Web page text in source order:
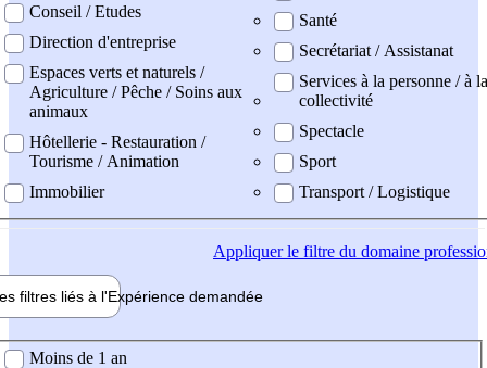
Conseil / Etudes
Direction d'entreprise
Espaces verts et naturels /
Agriculture / Pêche / Soins aux
animaux
Hôtellerie - Restauration /
Tourisme / Animation
Immobilier
Santé
Secrétariat / Assistanat
Services à la personne / à la
collectivité
Spectacle
Sport
Transport / Logistique
Appliquerle filtre du domaine
filtres liés à l'Expérience demandée
demandée
Moins de 1 an